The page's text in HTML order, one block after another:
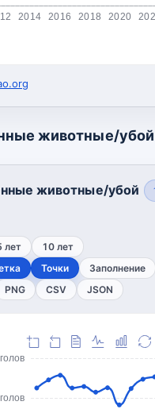
2014 2016 2018 2020
животные/убой
животные/убой
лет 10 лет
Точки Заполнение
PNG CSV JSON